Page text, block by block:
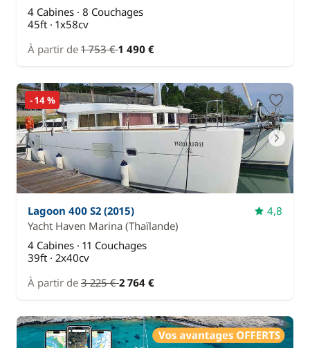
4 Cabines · 8 Couchages
45ft · 1x58cv
À partir de 1 753 €1 490 €
- 14 %
Lagoon 400 S2 (2015)
4,8
Yacht Haven Marina (Thaïlande)
4 Cabines · 11 Couchages
39ft · 2x40cv
À partir de 3 225 €2 764 €